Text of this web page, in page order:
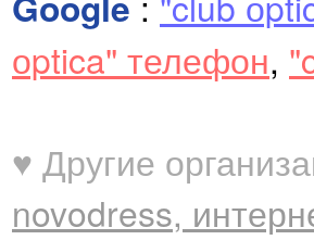
оptica" телефон,
♥ Другие
novodress,